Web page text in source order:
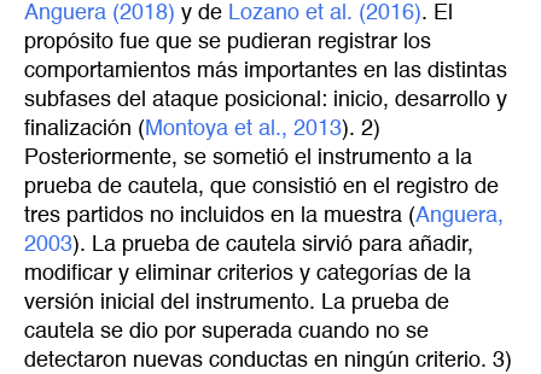
Anguera (2018) y de Lozano et al. (2016). El
propósito fue que se pudieran registrar los
comportamientos más importantes en las distintas
subfases del ataque posicional: inicio, desarrollo y
finalización ( Montoya et al., 2013). 2)
Posteriormente, se sometió el instrumento a la
prueba de cautela, que consistió en el registro de
tres partidos no incluidos en la muestra (Anguera,
2003). La prueba de cautela sirvió para añadir,
modificar y eliminar criterios y categorías de la
versión inicial del instrumento. La prueba de
cautela se dio por superada cuando no se
detectaron nuevas conductas en ningún criterio. 3)